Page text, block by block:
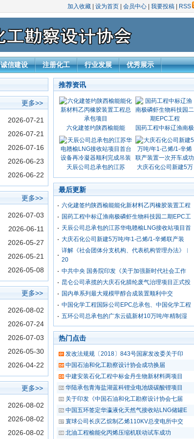
加入收藏 设为首页 会员中心 我要投稿 RSS
诚信建设 注册化工 行业发展 优秀展示
更多>>
2026-07-21
2026-07-21
2026-07-16
2026-06-23
2026-06-22
更多>>
2026-07-03
2026-06-11
2026-05-27
2026-05-21
2026-05-08
更多>>
2026-08-02
2026-07-24
2026-07-03
2026-05-30
2026-04-22
更多>>
2026-08-02
2026-08-02
2026-08-02
推荐资讯
六化建签约陕西榆能能 国药工程中标辽渔南极
天辰公司总承包的江苏 大庆石化公司新建5万
最后更新
六化建签约陕西榆能能化新材料乙丙橡胶装置工程
国药工程中标辽渔南极磷虾生物科技园二期EPC工
天辰公司总承包的江苏华电赣榆LNG接收站项目首
大庆石化公司新建5万吨/年1-己烯/1-辛烯联产装
详解《社会团体分支机构、代表机构管理办法》︱
20
中共中央 国务院印发《关于加强新时代社会工作
昆仑公司承揽的大庆石化腈纶废气治理项目正式投
国内单系列最大规模甲醇合成装置顺利中交
中国化学工程国际公司EPC总承包、中国化学工程
五环公司总承包的广东云硫新材10万吨/年精制湿
热门点击
发改法规规〔2018〕843号国家发改委关于印
中国石油和化工勘察设计协会成功换届
中建安装石化工程中标金丹生物新材料两项目
华陆承包青海盐湖蓝科锂业电池级碳酸锂项目
关于印发《中国石油和化工勘察设计协会七届
中国五环签定华瀛液化天然气接收站LNG储罐E
寰球公司长庆乙烷制乙烯110KV总变电所中交
北油工程榆能化丙烯压缩机联动试车成功